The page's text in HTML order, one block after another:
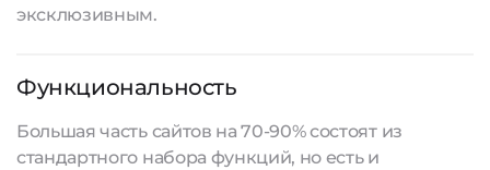
эксклюзивным.
Функциональность
Большая часть сайтов на 70-90% состоят из
стандартного набора функций, но есть и